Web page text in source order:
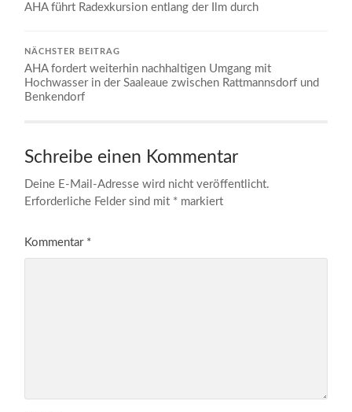
AHA führt Radexkursion entlang der Ilm durch
NÄCHSTER BEITRAG
AHA fordert weiterhin nachhaltigen Umgang mit
Hochwasser in der Saaleaue zwischen Rattmannsdorf und
Benkendorf
Schreibe einen Kommentar
Deine E-Mail-Adresse wird nicht veröffentlicht.
Erforderliche Felder sind mit * markiert
Kommentar *